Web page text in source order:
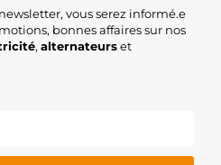
vous serez informé.e
bonnes affaires sur nos
, alternateurset